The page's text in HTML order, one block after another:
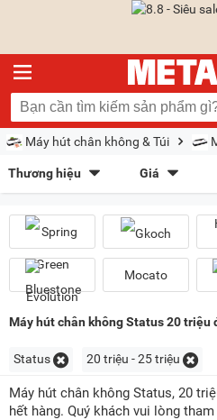
Máy hút chân không & Túi
Thương hiệu
Spring Green Evolution (9)
Bluestone
Life360(1)
Giá
Sắp xếp theo
Bán chạy nhất Giá tăng dần
Mới nhất META
Kiểu hiển thị
Chọn khoảng giá
200K - 500K (1)
Mocato
Máy hút chân không Status 20 triệu
Status 20 triệu - 25 triệu
Máy hút chân không Status, 20
hết hàng. Quý khách vui lòng